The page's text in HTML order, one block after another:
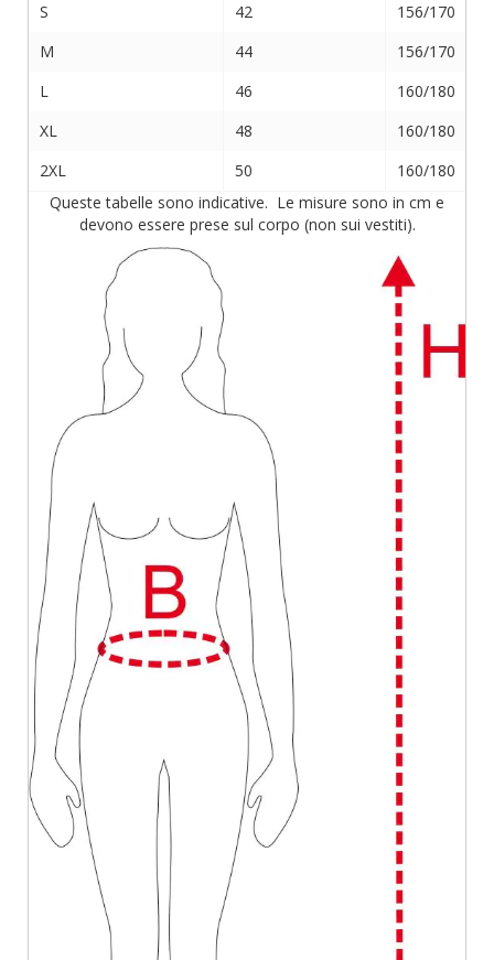
S
42
156/170
M
44
156/170
L
46
160/180
XL
48
160/180
2XL
50
160/180
Queste tabelle sono indicative. Le misure sono in cm e
devono essere prese sul corpo (non sui vestiti).